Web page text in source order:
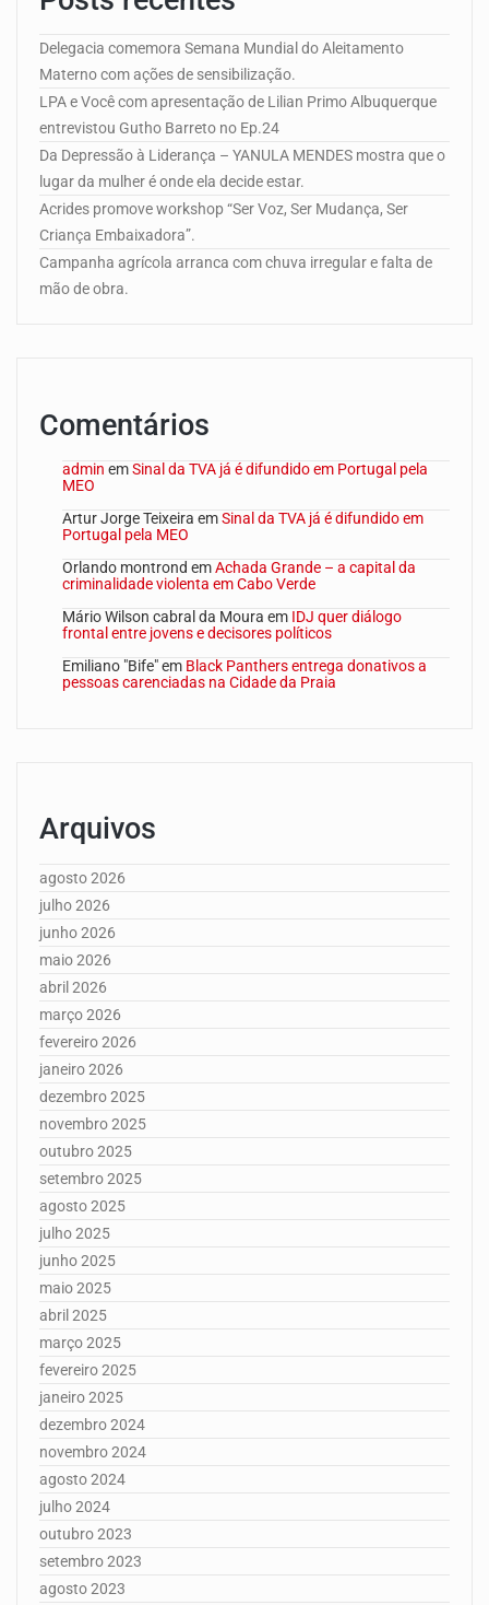
Delegacia comemora Semana Mundial do Aleitamento
Materno com ações de sensibilização.
LPA e Você com apresentação de Lilian Primo Albuquerque
entrevistou Gutho Barreto no Ep.24
Da Depressão à Liderança – YANULA MENDES mostra que o
lugar da mulher é onde ela decide estar.
Acrides promove workshop “Ser Voz, Ser Mudança, Ser
Criança Embaixadora”.
Campanha agrícola arranca com chuva irregular e falta de
mão de obra.
Comentários
admin emSinal da TVA já é difundido em Portugal pela
MEO
Artur Jorge Teixeira emSinal da TVA já é difundido em
Portugal pela MEO
Orlando montrond emAchada Grande – a capital da
criminalidade violenta em Cabo Verde
Mário Wilson cabral da Moura em IDJ quer diálogo
frontal entre jovens e decisores políticos
Emiliano "Bife"em Black Panthers entrega donativos a
pessoas carenciadas na Cidade da Praia
Arquivos
agosto 2026
julho 2026
junho 2026
maio 2026
abril 2026
março 2026
fevereiro 2026
janeiro 2026
dezembro 2025
novembro 2025
outubro 2025
setembro 2025
agosto 2025
julho 2025
junho 2025
maio 2025
abril 2025
março 2025
fevereiro 2025
janeiro 2025
dezembro 2024
novembro 2024
agosto 2024
julho 2024
outubro 2023
setembro 2023
agosto 2023